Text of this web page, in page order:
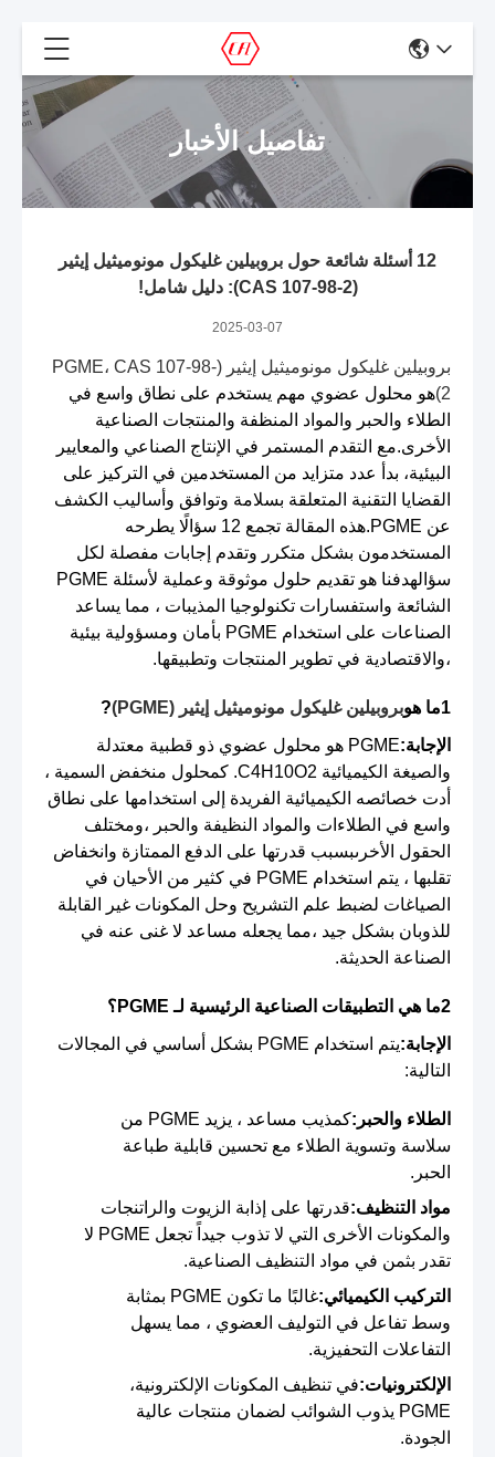
تفاصيل الأخبار
12 أسئلة شائعة حول بروبيلين غليكول مونوميثيل إيثير
(CAS 107-98-2): دليل شامل!
2025-03-07
بروبيلين غليكول مونوميثيل إيثير (PGME، CAS 107-98-
2) هو محلول عضوي مهم يستخدم على نطاق واسع في
الطلاء والحبر والمواد المنظفة والمنتجات الصناعية
الأخرى.مع التقدم المستمر في الإنتاج الصناعي والمعايير
البيئية، بدأ عدد متزايد من المستخدمين في التركيز على
القضايا التقنية المتعلقة بسلامة وتوافق وأساليب الكشف
عن PGME.هذه المقالة تجمع 12 سؤالًا يطرحه
المستخدمون بشكل متكرر وتقدم إجابات مفصلة لكل
سؤالهدفنا هو تقديم حلول موثوقة وعملية لأسئلة PGME
الشائعة واستفسارات تكنولوجيا المذيبات ، مما يساعد
الصناعات على استخدام PGME بأمان ومسؤولية بيئية
،والاقتصادية في تطوير المنتجات وتطبيقها.
1ما هو بروبيلين غليكول مونوميثيل إيثير (PGME)
?
الإجابة:
PGME هو محلول عضوي ذو قطبية معتدلة
والصيغة الكيميائية C4H10O2. كمحلول منخفض السمية ،
أدت خصائصه الكيميائية الفريدة إلى استخدامها على نطاق
واسع في الطلاءات والمواد النظيفة والحبر ،ومختلف
الحقول الأخرىبسبب قدرتها على الدفع الممتازة وانخفاض
تقلبها ، يتم استخدام PGME في كثير من الأحيان في
الصياغات لضبط علم التشريح وحل المكونات غير القابلة
للذوبان بشكل جيد ،مما يجعله مساعد لا غنى عنه في
الصناعة الحديثة.
2ما هي التطبيقات الصناعية الرئيسية لـ PGME؟
الإجابة:
يتم استخدام PGME بشكل أساسي في المجالات
التالية:
الطلاء والحبر:
كمذيب مساعد ، يزيد PGME من
سلاسة وتسوية الطلاء مع تحسين قابلية طباعة
الحبر.
مواد التنظيف:قدرتها على إذابة الزيوت والراتنجات
والمكونات الأخرى التي لا تذوب جيداً تجعل PGME لا
تقدر بثمن في مواد التنظيف الصناعية.
التركيب الكيميائي:
غالبًا ما تكون PGME بمثابة
وسط تفاعل في التوليف العضوي ، مما يسهل
التفاعلات التحفيزية.
الإلكترونيات:في تنظيف المكونات الإلكترونية،
PGME يذوب الشوائب لضمان منتجات عالية
الجودة.